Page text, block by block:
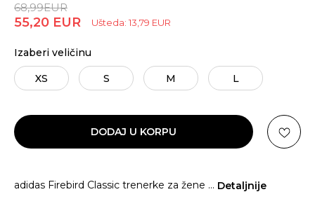
68,99EUR
55,20 EUR Ušteda: 13,79 EUR
Izaberi veličinu
XS S M L
DODAJ U KORPU
adidas Firebird Classic trenerke za žene ... Detaljnije